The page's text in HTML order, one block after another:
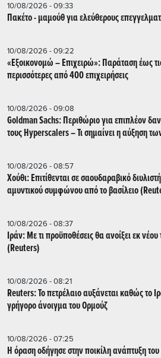
10/08/2026 - 09:33
Πακέτο - μαμούθ για ελεύθερους
10/08/2026 - 09:22
«Εξοικονομώ – Επιχειρώ»: Παράταση έως
περισσότερες από 400 επιχειρήσεις
10/08/2026 - 09:08
Goldman Sachs: Περιθώριο για επιπλέον
τους Hyperscalers – Τι σημαίνει η αύξηση
10/08/2026 - 08:57
Χούθι: Επιτίθενται σε σαουδαραβικό
αμυντικού συμφώνου από το βασίλειο
10/08/2026 - 08:37
Ιράν: Με τι προϋποθέσεις θα ανοίξει εκ
(Reuters)
10/08/2026 - 08:21
Reuters: Το πετρέλαιο αυξάνεται καθώς το
γρήγορο άνοιγμα του Ορμούζ
10/08/2026 - 07:25
Η όραση οδήγησε στην ποικίλη ανάπτυξη